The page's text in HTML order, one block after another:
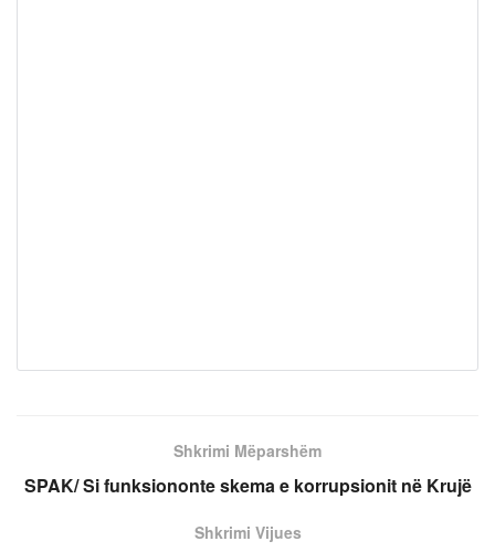
Shkrimi Mëparshëm
SPAK/ Si funksiononte skema e korrupsionit në Krujë
Shkrimi Vijues